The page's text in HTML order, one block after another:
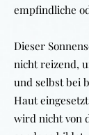
empfindliche
Dieser
nicht reizend,
und selbst bei
Haut
wird nicht von